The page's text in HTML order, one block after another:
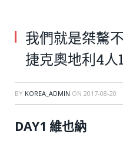
我們就是桀驁
捷克奧地利4人
BY KOREA_ADMIN ON 2017-08-20
DAY1 維也納